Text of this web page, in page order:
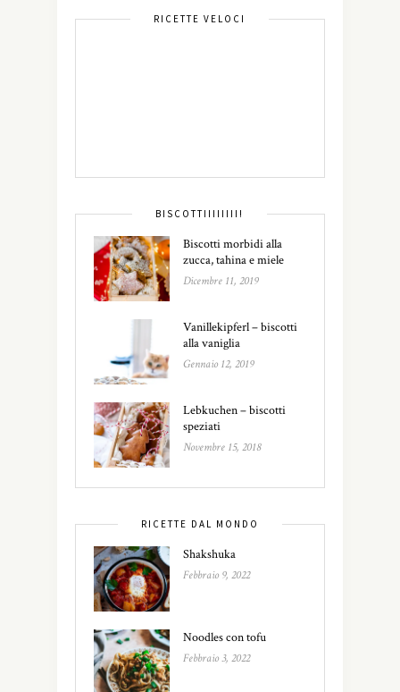
RICETTE VELOCI
BISCOTTIIIIIIII!
Biscotti morbidi alla
zucca, tahina e miele
Dicembre 11, 2019
Vanillekipferl – biscotti
alla vaniglia
Gennaio 12, 2019
Lebkuchen – biscotti
speziati
Novembre 15, 2018
RICETTE DAL MONDO
Shakshuka
Febbraio 9, 2022
Noodles con tofu
Febbraio 3, 2022